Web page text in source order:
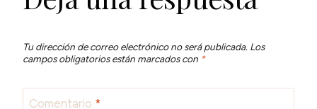
Tu dirección de correo electrónico no será publicada. Los
campos obligatorios están marcados con *
Comentario *